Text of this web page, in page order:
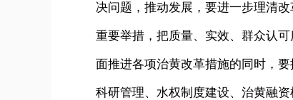
决问题，推动发展，要进一步理清
重要举措，把质量、实效、群众认
面推进各项治黄改革措施的同时，
科研管理、水权制度建设、治黄融